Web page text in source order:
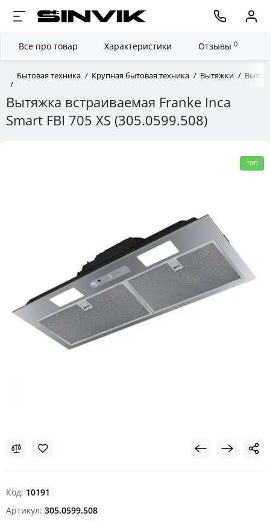
Бытовая техника Крупная бытовая техника Вытяжки
Вытяжка встраиваемая Franke Inca
Smart FBI 705 XS (305.0599.508)
Все про товар Характеристики Отзывы 0
ТОП
Код: 10191
Артикул: 305.0599.508